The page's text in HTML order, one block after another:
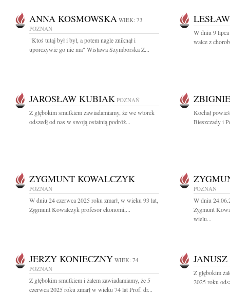
ANNA KOSMOWSKA WIEK: 73
POZNAŃ
"Ktoś tutaj był i był, a potem nagle zniknął i
uporczywie go nie ma" Wisława Szymborska Z...
W dniu 9
walce z
JAROSŁAW KUBIAK POZNAŃ
Z głębokim smutkiem zawiadamiamy, że we wtorek
odszedł od nas w swoją ostatnią podróż...
Kochał
Bieszczady i
ZYGMUNT KOWALCZYK
POZNAŃ
W dniu 24 czerwca 2025 roku zmarł, w wieku 93 lat,
Zygmunt Kowalczyk profesor ekonomi,...
POZNAŃ
W dniu
Zygmunt
wielu...
JERZY KONIECZNY WIEK: 74
POZNAŃ
Z głębokim smutkiem i żalem zawiadamiamy, że 5
czerwca 2025 roku zmarł w wieku 74 lat Prof. dr...
Z głębokim
2025 roku